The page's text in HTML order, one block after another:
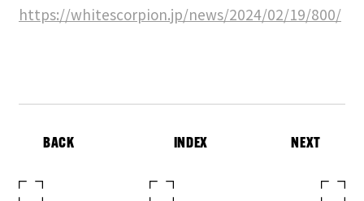
https://whitescorpion.jp/news/2024/02/19/800/
BACK INDEX NEXT